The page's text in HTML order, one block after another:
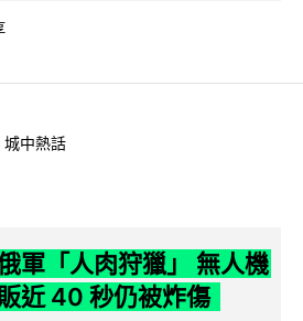
城中熱話
軍「人肉狩獵」 無人機
近 40 秒仍被炸傷